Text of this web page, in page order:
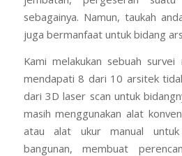
sebagainya. Namun, taukah
juga bermanfaat untuk bidang
Kami melakukan sebuah
mendapati 8 dari 10 arsitek
dari 3D laser scan untuk
masih menggunakan alat
atau alat ukur manual untuk
bangunan, membuat